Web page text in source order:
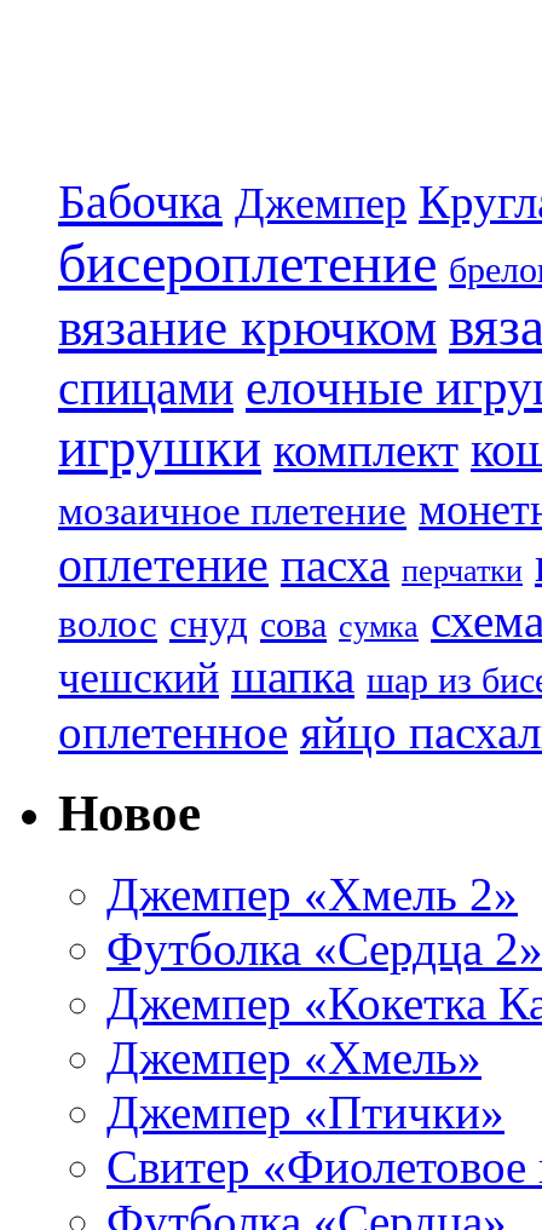
Бабочка Джемпер
бисероплетение
вязание крючком
спицами елочные
игрушки комплект
мозаичное плетение
оплетение пасха перчатки
волос снуд сова сумка
чешский шапка шар из
оплетенное яйцо
Новое
Джемпер «Хмель 2»
Футболка «Сердца 2»
Джемпер «Кокетка
Джемпер «Хмель»
Джемпер «Птички»
Свитер «Фиолетовое